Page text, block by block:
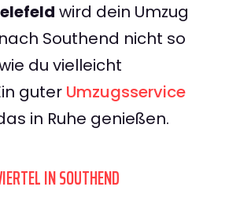
wird dein Umzug
Southend nicht so
du vielleicht
guter Umzugsservice
in Ruhe genießen.
IN SOUTHEND